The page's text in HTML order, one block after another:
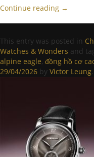
Continue reading →
This entry was posted in
Watches & Wonders and
alpine eagle, đồng hồ cơ
29/04/2026 by Victor Leung.